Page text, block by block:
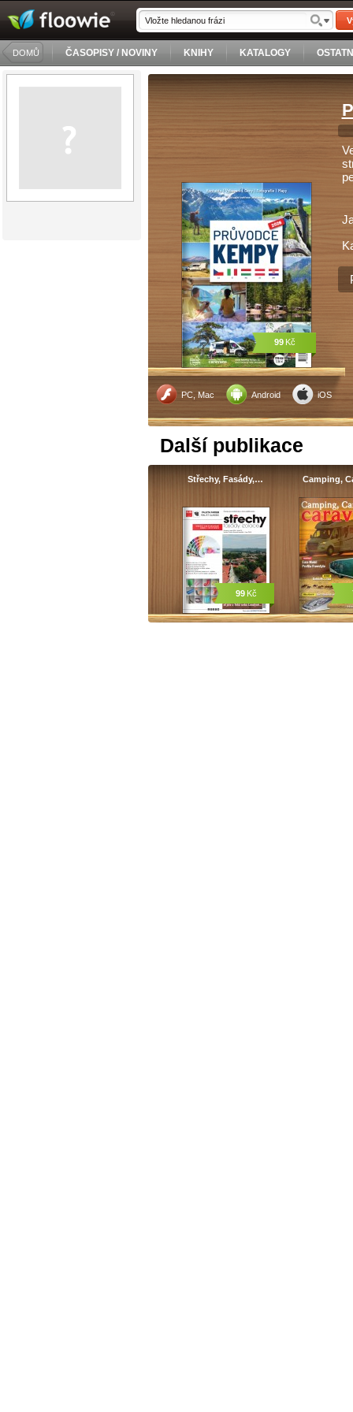
DOMŮ ČASOPISY / NOVINY KNIHY KATALOGY
PC, Mac Android iOS
99Kč
Další publikace
Střechy, Fasády,…
99 Kč
Camping,